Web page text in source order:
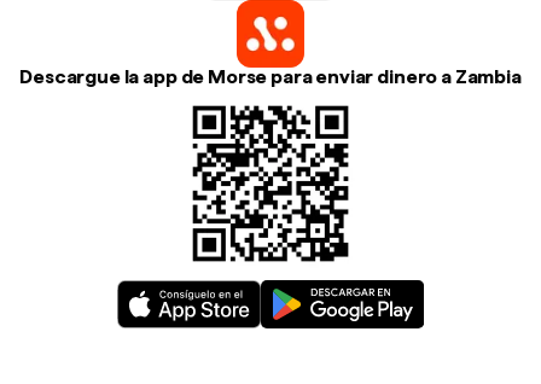
Descargue la app de Morse para enviar dinero a Zambia